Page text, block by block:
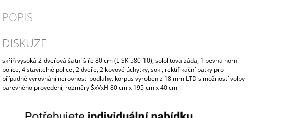
POPIS
DISKUZE
skříň vysoká 2-dveřová šatní šíře 80 cm (L-SK-580-10), sololitová záda, 1 pevná horní
police, 4 stavitelné police, 2 dveře, 2 kovové úchytky, sokl, rektifikační patky pro
případné vyrovnání nerovnosti podlahy. korpus vyroben z 18 mm LTD s možností volby
barevného provedení, rozměry ŠxVxH 80 cm x 195 cm x 40 cm